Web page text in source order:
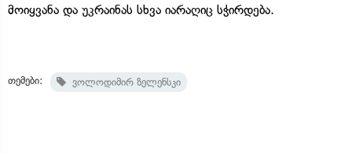
მოიყვანა და უკრაინას სხვა იარაღიც სჭირდება.
თემები: ვოლოდიმირ ზელენსკი